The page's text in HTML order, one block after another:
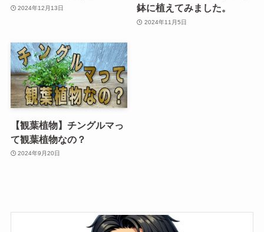
2024年12月13日
鉢に植えてみました。
2024年11月5日
【観葉植物】チングルマっ
て観葉植物なの？
2024年9月20日